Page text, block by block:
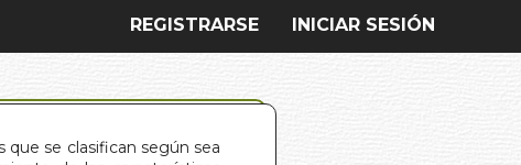
que se clasifican según sea
INICIAR SESIÓN
REGISTRARSE